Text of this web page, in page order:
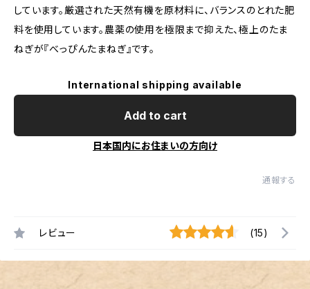
しています。厳選された天然有機を原材料に、バランスのとれた肥
料を使用しています。農薬の使用を極限まで抑えた、極上のたま
ねぎが『べっぴんたまねぎ』です。
International shipping available
Add to cart
日本国内にお住まいの方向け
通報する
レビュー (15)